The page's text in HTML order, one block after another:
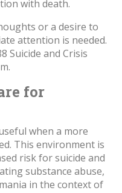
with death.
or a desire to
attention is needed.
Suicide and Crisis
for
when a more
This environment is
risk for suicide and
substance abuse,
in the context of